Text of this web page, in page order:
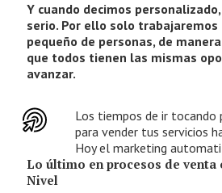
Y cuando decimos
serio. Por ello solo trabajaremos
pequeño de personas, de
que todos tienen las mismas
avanzar.
Lo último en procesos de venta
Nivel
Los tiempos de ir tocando
para vender tus servicios
Hoy el marketing